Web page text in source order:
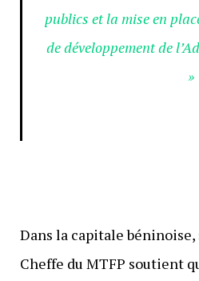
publics et la mise en
de développement de
»
Dans la capitale
Cheffe du MTFP soutient